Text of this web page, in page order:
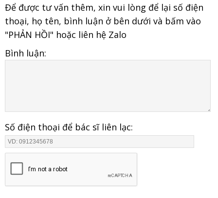
Để được tư vấn thêm, xin vui lòng để lại số điện
thoại, họ tên, bình luận ở bên dưới và bấm vào
"PHẢN HỒI" hoặc liên hệ Zalo
Bình luận:
Số điện thoại để bác sĩ liên lạc: